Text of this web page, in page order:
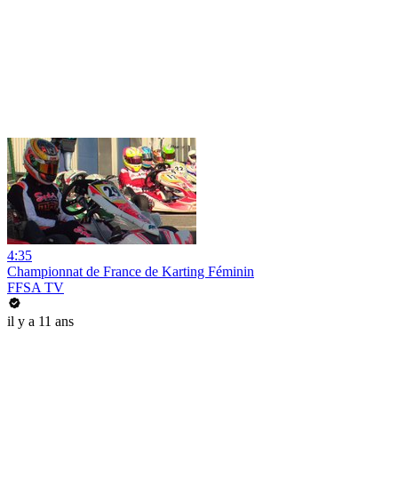
4:35
Championnat de France de Karting Féminin
FFSA TV
il y a 11 ans